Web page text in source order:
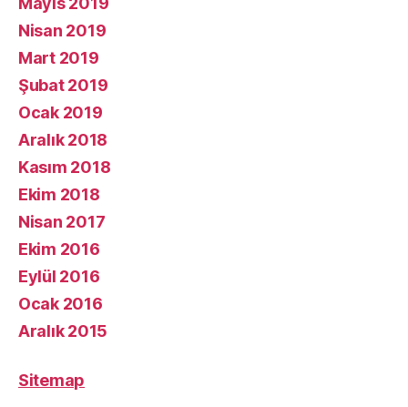
Nisan 2019
Mart 2019
Şubat 2019
Ocak 2019
Aralık 2018
Kasım 2018
Ekim 2018
Nisan 2017
Ekim 2016
Eylül 2016
Ocak 2016
Aralık 2015
Sitemap